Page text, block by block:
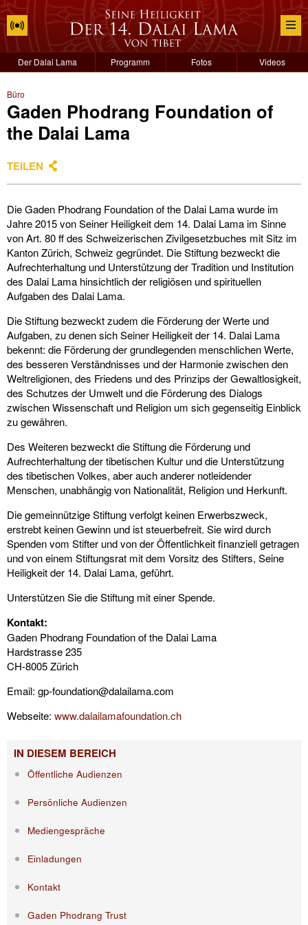
Der Dalai Lama Programm Fotos Videos
Büro
Gaden Phodrang Foundation of
the Dalai Lama
TEILEN
Die Gaden Phodrang Foundation of the Dalai Lama wurde im
Jahre 2015 von Seiner Heiligkeit dem 14. Dalai Lama im Sinne
von Art. 80 ff des Schweizerischen Zivilgesetzbuches mit Sitz im
Kanton Zürich, Schweiz gegründet. Die Stiftung bezweckt die
Aufrechterhaltung und Unterstützung der Tradition und Institution
des Dalai Lama hinsichtlich der religiösen und spirituellen
Aufgaben des Dalai Lama.
Die Stiftung bezweckt zudem die Förderung der Werte und
Aufgaben, zu denen sich Seiner Heiligkeit der 14. Dalai Lama
bekennt: die Förderung der grundlegenden menschlichen Werte,
des besseren Verständnisses und der Harmonie zwischen den
Weltreligionen, des Friedens und des Prinzips der Gewaltlosigkeit,
des Schutzes der Umwelt und die Förderung des Dialogs
zwischen Wissenschaft und Religion um sich gegenseitig Einblick
zu gewähren.
Des Weiteren bezweckt die Stiftung die Förderung und
Aufrechterhaltung der tibetischen Kultur und die Unterstützung
des tibetischen Volkes, aber auch anderer notleidender
Menschen, unabhängig von Nationalität, Religion und Herkunft.
Die gemeinnützige Stiftung verfolgt keinen Erwerbszweck,
erstrebt keinen Gewinn und ist steuerbefreit. Sie wird durch
Spenden vom Stifter und von der Öffentlichkeit finanziell getragen
und von einem Stiftungsrat mit dem Vorsitz des Stifters, Seine
Heiligkeit der 14. Dalai Lama, geführt.
Unterstützen Sie die Stiftung mit einer Spende.
Kontakt:
Gaden Phodrang Foundation of the Dalai Lama
Hardstrasse 235
CH-8005 Zürich
Email: gp-foundation@dalailama.com
Webseite: www.dalailamafoundation.ch
IN DIESEM BEREICH
Öffentliche Audienzen
Persönliche Audienzen
Mediengespräche
Einladungen
Kontakt
Gaden Phodrang Trust